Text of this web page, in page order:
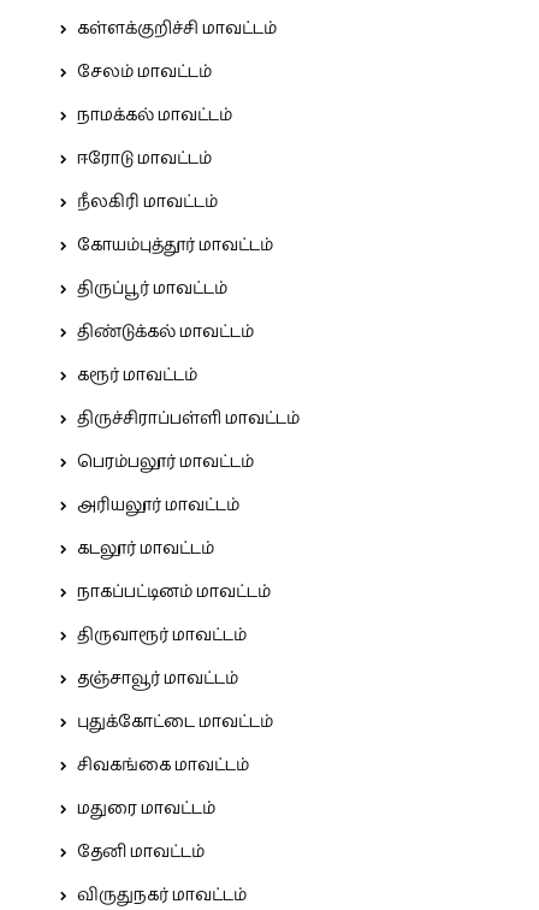
கள்ளக்குறிச்சி மாவட்டம்
சேலம் மாவட்டம்
நாமக்கல் மாவட்டம்
ஈரோடு மாவட்டம்
நீலகிரி மாவட்டம்
கோயம்புத்தூர் மாவட்டம்
திருப்பூர் மாவட்டம்
திண்டுக்கல் மாவட்டம்
கரூர் மாவட்டம்
திருச்சிராப்பள்ளி மாவட்டம்
பெரம்பலூர் மாவட்டம்
அரியலூர் மாவட்டம்
கடலூர் மாவட்டம்
நாகப்பட்டினம் மாவட்டம்
திருவாரூர் மாவட்டம்
தஞ்சாவூர் மாவட்டம்
புதுக்கோட்டை மாவட்டம்
சிவகங்கை மாவட்டம்
மதுரை மாவட்டம்
தேனி மாவட்டம்
விருதுநகர் மாவட்டம்